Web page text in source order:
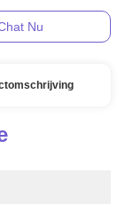
Nu